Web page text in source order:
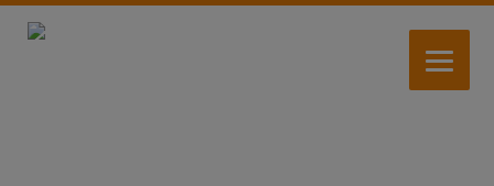
Aller